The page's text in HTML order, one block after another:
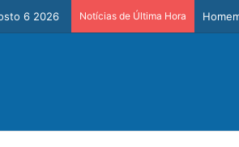
6 2026 Notícias de Última Hora